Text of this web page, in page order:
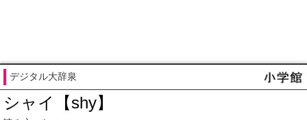
デジタル大辞泉
シャイ【shy】